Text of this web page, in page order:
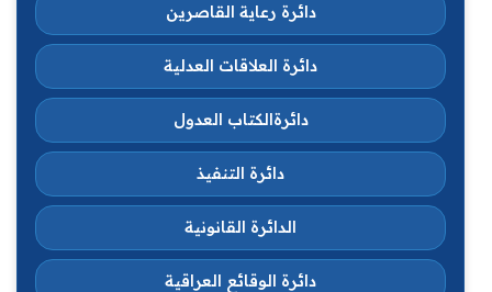
دائرة رعاية القاصرين
دائرة العلاقات العدلية
دائرةالكتاب العدول
دائرة التنفيذ
الدائرة القانونية
دائرة الوقائع العراقية